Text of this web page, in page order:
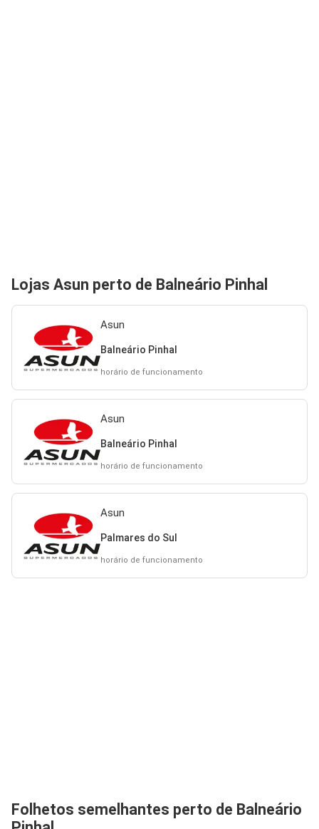
Lojas Asun perto de Balneário Pinhal
Asun
Balneário Pinhal
horário de funcionamento
Asun
Balneário Pinhal
horário de funcionamento
Asun
Palmares do Sul
horário de funcionamento
Folhetos semelhantes perto de Balneário